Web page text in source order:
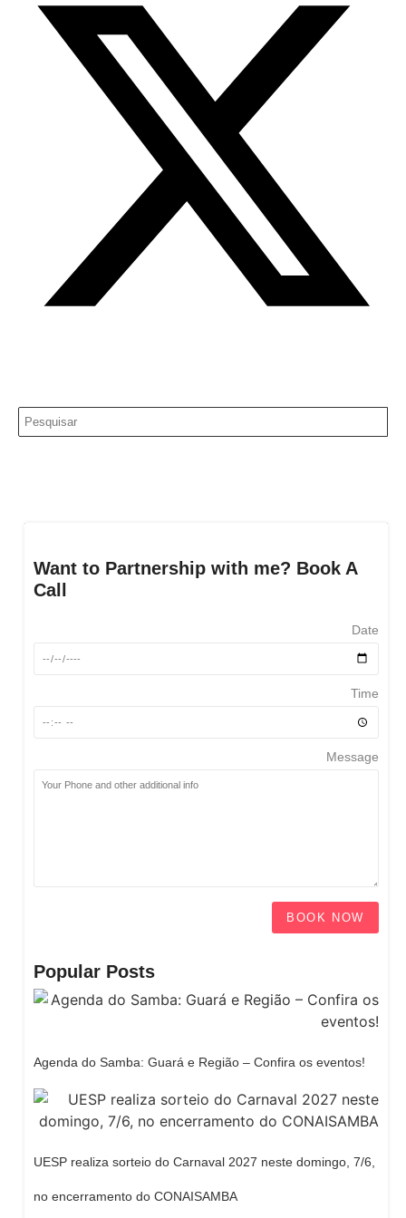
Want to Partnership with me? Book A
Call
Date
Time
Message
BOOK NOW
Popular Posts
Agenda do Samba: Guará e Região – Confira os eventos!
UESP realiza sorteio do Carnaval 2027 neste domingo, 7/6,
no encerramento do CONAISAMBA